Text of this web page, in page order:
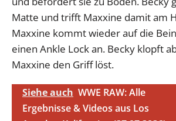
Matte und trifft Maxxine damit am
Maxxine kommt wieder auf die
einen Ankle Lock an. Becky klopft
Maxxine den Griff löst.
Siehe auch WWE RAW: Alle
Ergebnisse & Videos aus Los